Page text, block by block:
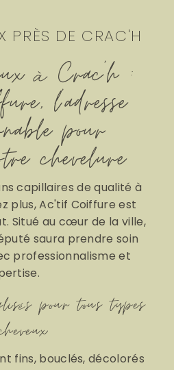
PRÈS DE CRAC'H
à Crac'h :
l'adresse
pour
chevelure
capillaires de qualité à
plus, Ac'tif Coiffure est
Situé au cœur de la ville,
saura prendre soin
professionnalisme et
pour tous types
fins, bouclés, décolorés